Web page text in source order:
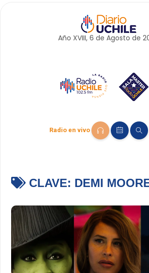
Año XVIII, 6 de Agosto de
Radio en vivo
CLAVE: DEMI